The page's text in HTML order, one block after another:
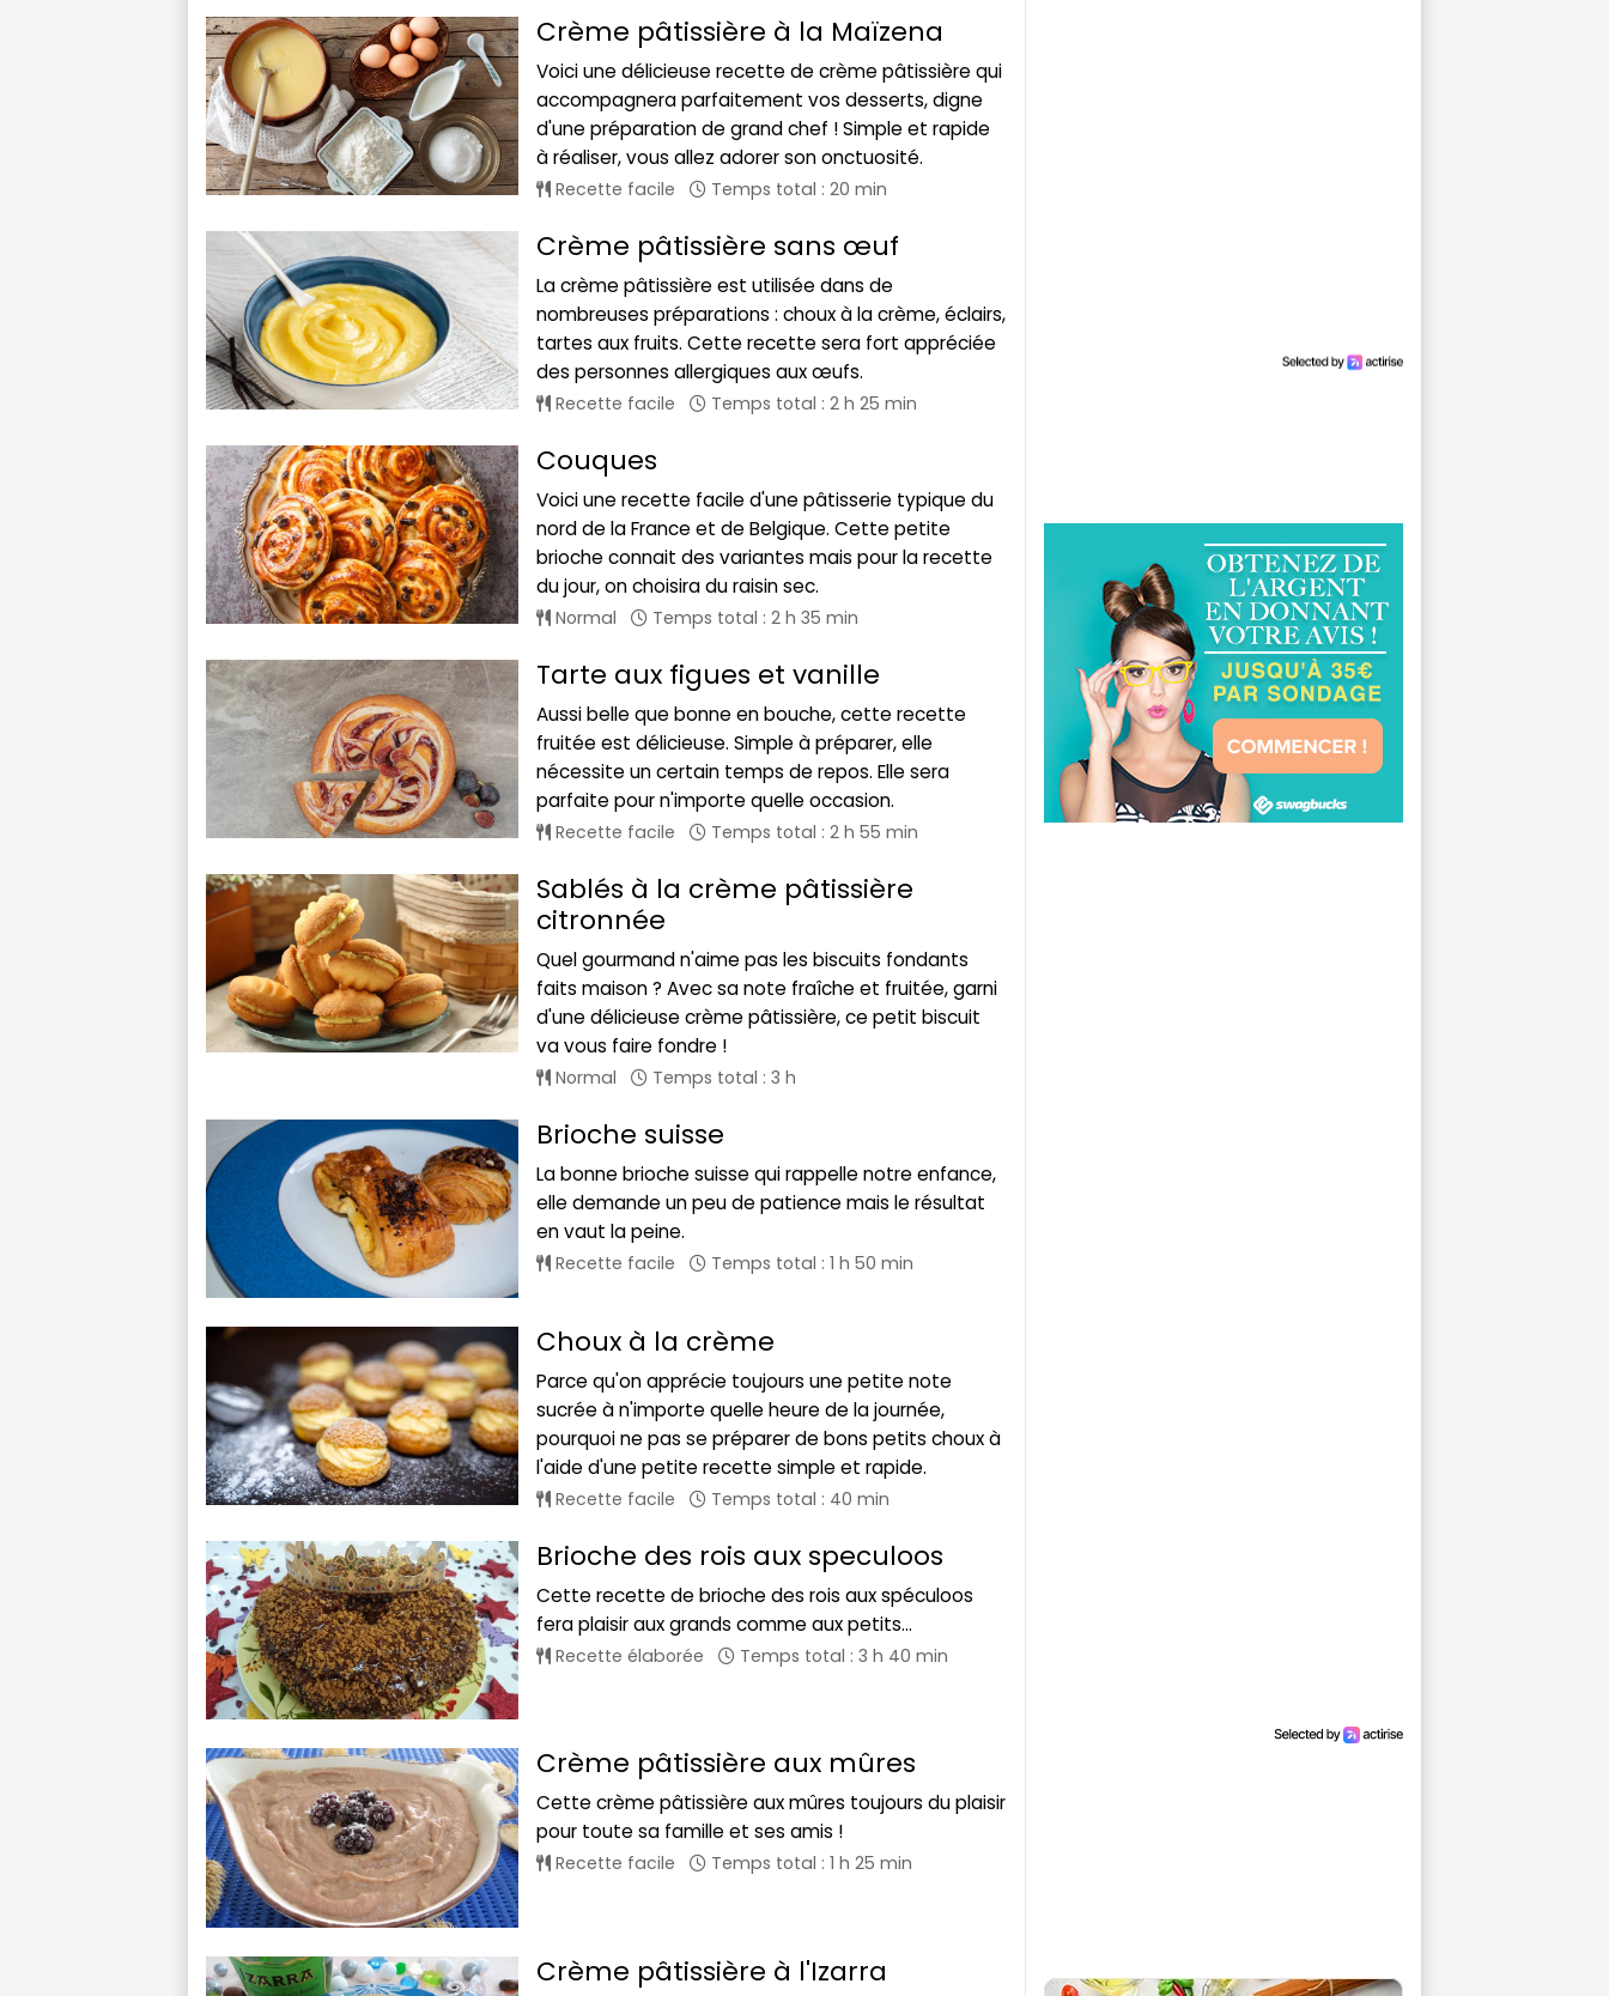
Crème pâtissière à la Maïzena
Voici une délicieuse recette de crème pâtissière qui
accompagnera parfaitement vos desserts, digne
d'une préparation de grand chef ! Simple et rapide
à réaliser, vous allez adorer son onctuosité.
Recette facile Temps total : 20 min
Crème pâtissière sans œuf
La crème pâtissière est utilisée dans de
nombreuses préparations : choux à la crème, éclairs,
tartes aux fruits. Cette recette sera fort appréciée
des personnes allergiques aux œufs.
Recette facile Temps total : 2 h 25 min
Couques
Voici une recette facile d'une pâtisserie typique du
nord de la France et de Belgique. Cette petite
brioche connait des variantes mais pour la recette
du jour, on choisira du raisin sec.
Normal Temps total : 2 h 35 min
Tarte aux figues et vanille
Aussi belle que bonne en bouche, cette recette
fruitée est délicieuse. Simple à préparer, elle
nécessite un certain temps de repos. Elle sera
parfaite pour n'importe quelle occasion.
Recette facile Temps total : 2 h 55 min
Sablés à la crème pâtissière
citronnée
Quel gourmand n'aime pas les biscuits fondants
faits maison ? Avec sa note fraîche et fruitée, garni
d'une délicieuse crème pâtissière, ce petit biscuit
va vous faire fondre !
Normal Temps total : 3 h
Brioche suisse
La bonne brioche suisse qui rappelle notre enfance,
elle demande un peu de patience mais le résultat
en vaut la peine.
Recette facile Temps total : 1 h 50 min
Choux à la crème
Parce qu'on apprécie toujours une petite note
sucrée à n'importe quelle heure de la journée,
pourquoi ne pas se préparer de bons petits choux à
l'aide d'une petite recette simple et rapide.
Recette facile Temps total : 40 min
Brioche des rois aux speculoos
Cette recette de brioche des rois aux spéculoos
fera plaisir aux grands comme aux petits...
Recette élaborée Temps total : 3 h 40 min
Crème pâtissière aux mûres
Cette crème pâtissière aux mûres toujours du plaisir
pour toute sa famille et ses amis !
Recette facile Temps total : 1 h 25 min
Crème pâtissière à l'Izarra